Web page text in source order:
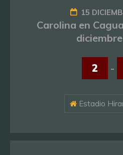
15
Carolina en
2 -
Estadio